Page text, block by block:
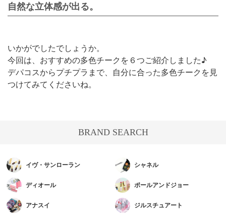
自然な立体感が出る。
いかがでしたでしょうか。
今回は、おすすめの多色チークを６つご紹介しました♪
デパコスからプチプラまで、自分に合った多色チークを見
つけてみてくださいね。
BRAND SEARCH
イヴ・サンローラン シャネル
ディオール ポールアンドジョー
アナスイ ジルスチュアート